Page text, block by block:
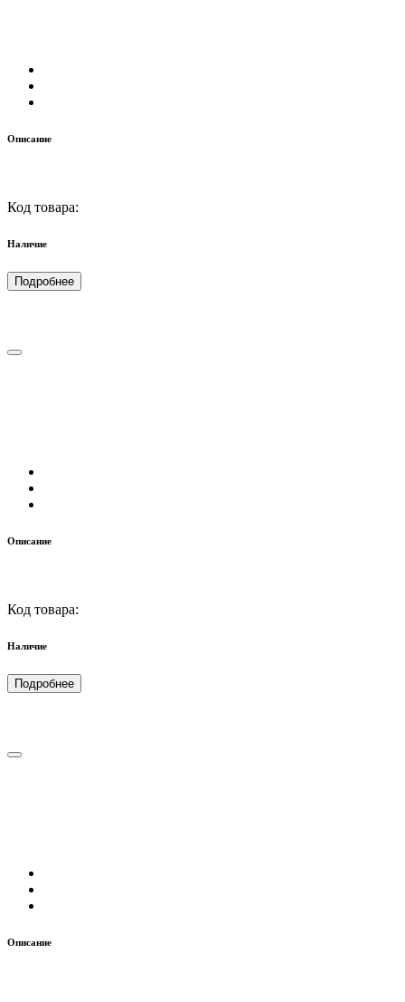
Описание
Код товара:
Наличие
Подробнее
Описание
Код товара:
Наличие
Подробнее
Описание